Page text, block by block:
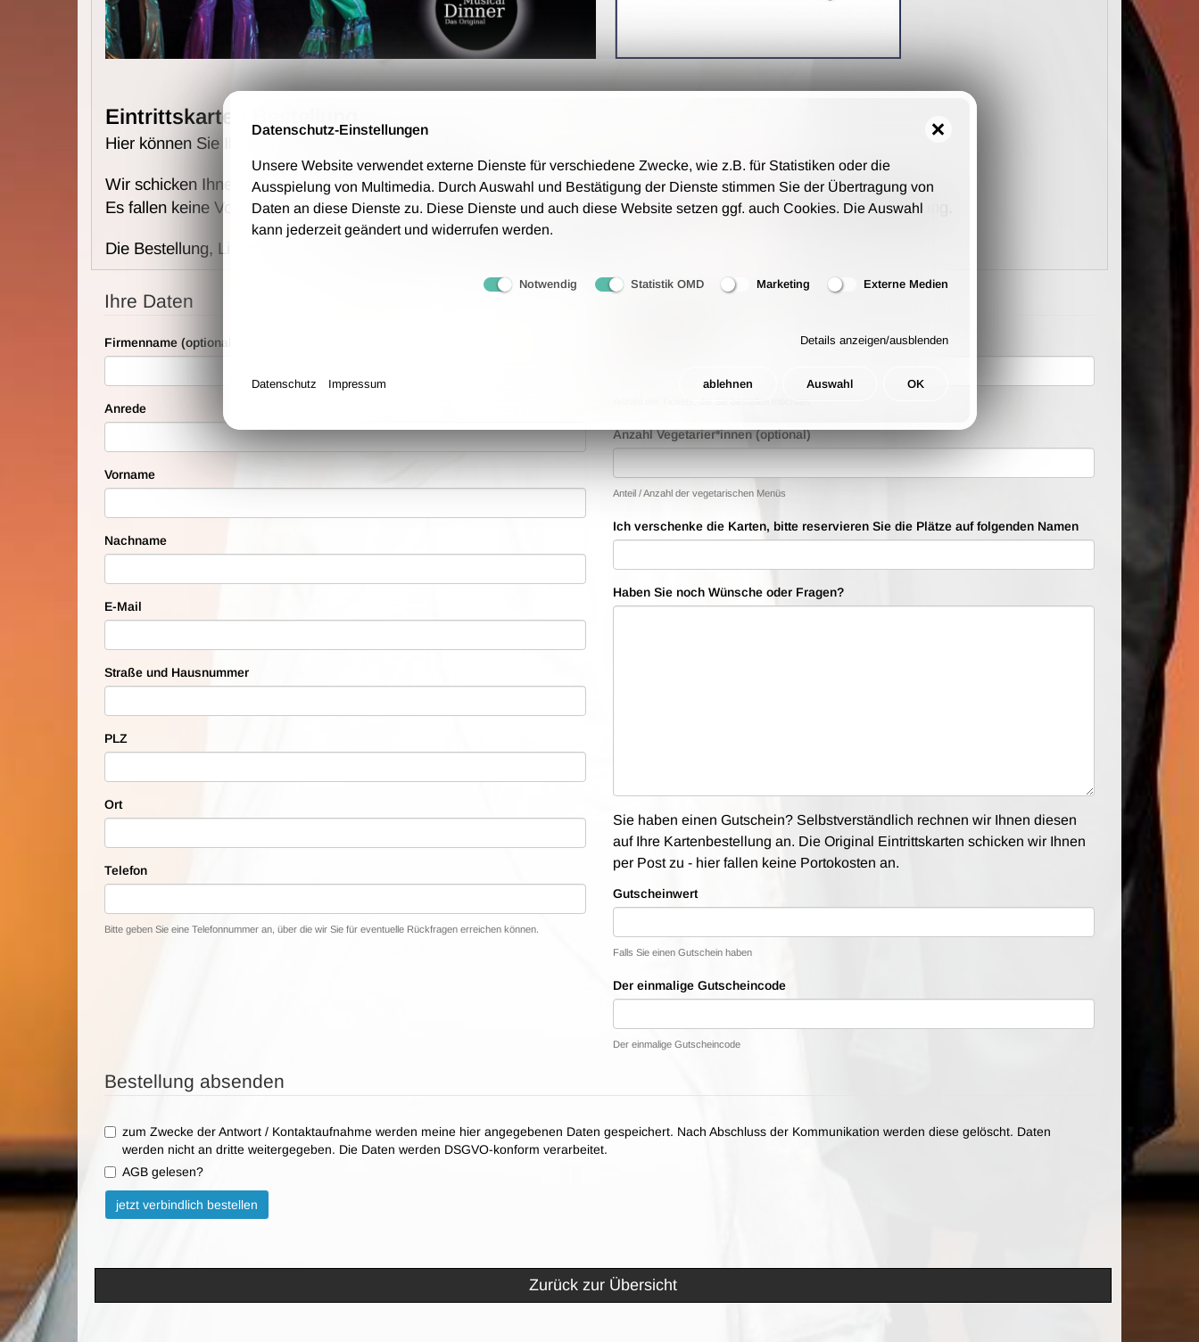
Eintrittskarten Bestellung
Hier können Sie Ihre Eintrittskarten online bestellen.
Wir schicken Ihne die Karten per Post und auf Rechnung zu.
Es fallen keine Vorverkaufs- und Bearbeitungsgebühren an - wir berechnen lediglich 1,00 € Portokosten pro Bestellung.
Die Bestellung, Lieferung und Zahlung erfolgt auf Grundlage unsere AGB.
Ihre Daten
Firmenname (optional)
Anrede
Vorname
Nachname
E-Mail
Straße und Hausnummer
PLZ
Ort
Telefon
Bitte geben Sie eine Telefonnummer an, über die wir Sie für eventuelle Rückfragen erreichen können.
Anzahl Vegetarier*innen (optional)
Anteil / Anzahl der vegetarischen Menüs
Ich verschenke die Karten, bitte reservieren Sie die Plätze auf folgenden Namen
Haben Sie noch Wünsche oder Fragen?
Sie haben einen Gutschein? Selbstverständlich rechnen wir Ihnen diesen
auf Ihre Kartenbestellung an. Die Original Eintrittskarten schicken wir Ihnen
per Post zu - hier fallen keine Portokosten an.
Gutscheinwert
Falls Sie einen Gutschein haben
Der einmalige Gutscheincode
Der einmalige Gutscheincode
Bestellung absenden
zum Zwecke der Antwort / Kontaktaufnahme werden meine hier angegebenen Daten gespeichert. Nach Abschluss der Kommunikation werden diese gelöscht. Daten
werden nicht an dritte weitergegeben. Die Daten werden DSGVO-konform verarbeitet.
AGB gelesen?
Bitte nicht ausfüllen.
jetzt verbindlich bestellen
Zurück zur Übersicht
Datenschutz-Einstellungen
Unsere Website verwendet externe Dienste für verschiedene Zwecke, wie z.B. für Statistiken oder die
Ausspielung von Multimedia. Durch Auswahl und Bestätigung der Dienste stimmen Sie der Übertragung von
Daten an diese Dienste zu. Diese Dienste und auch diese Website setzen ggf. auch Cookies. Die Auswahl
kann jederzeit geändert und widerrufen werden.
Notwendig Statistik OMD Marketing Externe Medien
Details anzeigen/ausblenden
ablehnen Auswahl OK
Datenschutz Impressum